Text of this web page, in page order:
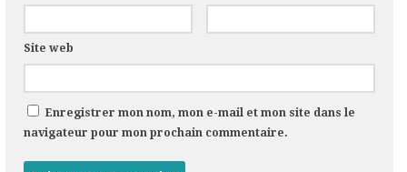
Site web
Enregistrer mon nom, mon e-mail et mon site dans le
navigateur pour mon prochain commentaire.